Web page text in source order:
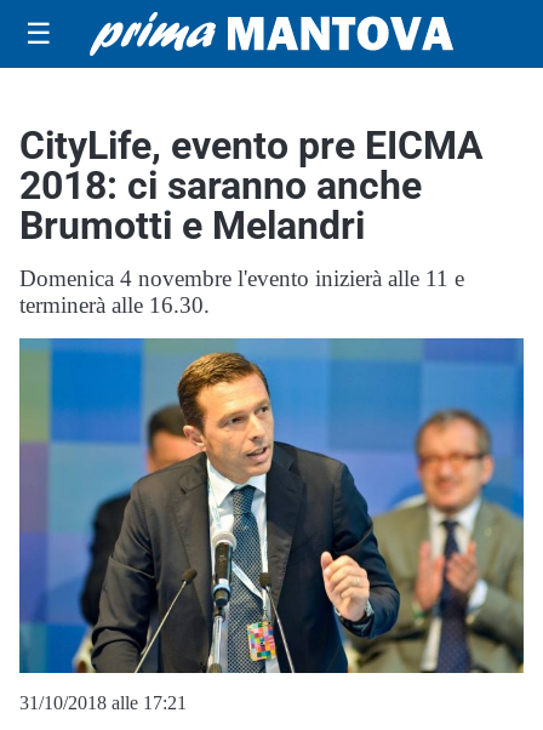
☰
CityLife, evento pre EICMA
2018: ci saranno anche
Brumotti e Melandri
Domenica 4 novembre l'evento inizierà alle 11 e
terminerà alle 16.30.
31/10/2018 alle 17:21